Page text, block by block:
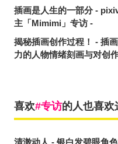
插画是人生的一部分 -
主「Mimimi」专访 -
揭秘插画创作过程！ - 插
力的人物情绪刻画与对创
喜欢 专访的人也喜欢
清澈动人 - 银白发碧眼角